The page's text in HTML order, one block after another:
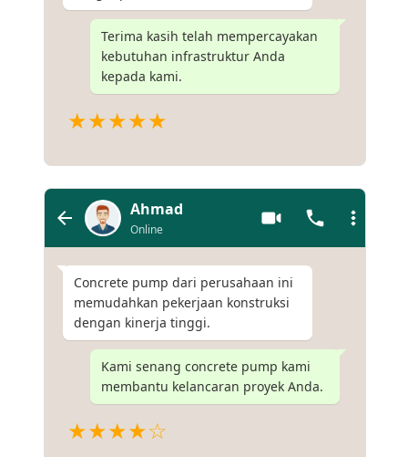
Terima kasih telah mempercayakan
kebutuhan infrastruktur Anda
kepada kami.
★★★★★
Ahmad
Online
Concrete pump dari perusahaan ini
memudahkan pekerjaan konstruksi
dengan kinerja tinggi.
Kami senang concrete pump kami
membantu kelancaran proyek Anda.
★★★★☆